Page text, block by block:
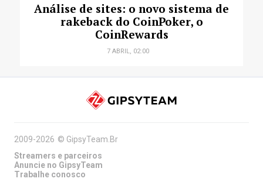
Análise de sites: o novo sistema de
rakeback do CoinPoker, o
CoinRewards
7 ABRIL, 02:00
2009-2026 © GipsyTeam.Br
Streamers e parceiros
Anuncie no GipsyTeam
Trabalhe conosco